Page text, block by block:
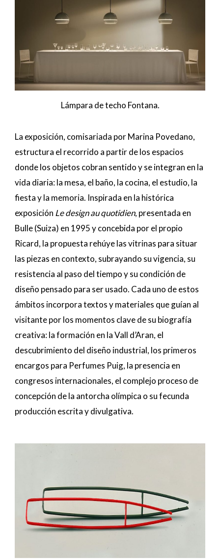
Lámpara de techo Fontana.
La exposición, comisariada por Marina Povedano,
estructura el recorrido a partir de los espacios
donde los objetos cobran sentido y se integran en la
vida diaria: la mesa, el baño, la cocina, el estudio, la
fiesta y la memoria. Inspirada en la histórica
exposición Le design au quotidien, presentada en
Bulle (Suiza) en 1995 y concebida por el propio
Ricard, la propuesta rehúye las vitrinas para situar
las piezas en contexto, subrayando su vigencia, su
resistencia al paso del tiempo y su condición de
diseño pensado para ser usado. Cada uno de estos
ámbitos incorpora textos y materiales que guían al
visitante por los momentos clave de su biografía
creativa: la formación en la Vall d’Aran, el
descubrimiento del diseño industrial, los primeros
encargos para Perfumes Puig, la presencia en
congresos internacionales, el complejo proceso de
concepción de la antorcha olímpica o su fecunda
producción escrita y divulgativa.